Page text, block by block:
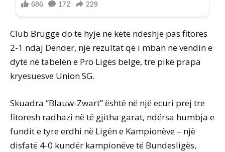
Club Brugge do të hyjë në këtë ndeshje pas fitores
2-1 ndaj Dender, një rezultat që i mban në vendin e
dytë në tabelën e Pro Ligës belge, tre pikë prapa
kryesuesve Union SG.
Skuadra “Blauw-Zwart” është në një ecuri prej tre
fitoresh radhazi në të gjitha garat, ndërsa humbja e
fundit e tyre erdhi në Ligën e Kampionëve – një
disfatë 4-0 kundër kampionëve të Bundesligës,